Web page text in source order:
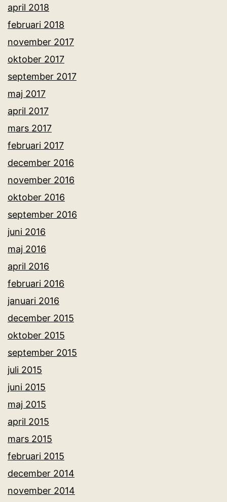
april 2018
februari 2018
november 2017
oktober 2017
september 2017
maj 2017
april 2017
mars 2017
februari 2017
december 2016
november 2016
oktober 2016
september 2016
juni 2016
maj 2016
april 2016
februari 2016
januari 2016
december 2015
oktober 2015
september 2015
juli 2015
juni 2015
maj 2015
april 2015
mars 2015
februari 2015
december 2014
november 2014